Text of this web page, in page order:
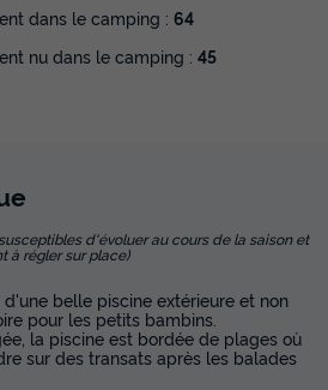
dans le camping : 64
nu dans le camping : 45
d'évoluer au cours de la saison et
à régler sur place)
belle piscine extérieure et non
pour les petits bambins.
la piscine est bordée de plages où
sur des transats après les balades